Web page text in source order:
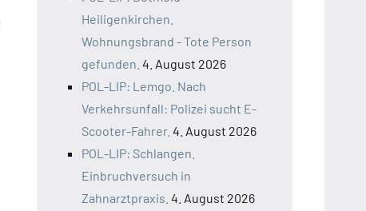
Heiligenkirchen.
Wohnungsbrand - Tote Person
gefunden. 4. August 2026
POL-LIP: Lemgo. Nach
Verkehrsunfall: Polizei sucht E-
Scooter-Fahrer. 4. August 2026
POL-LIP: Schlangen.
Einbruchversuch in
Zahnarztpraxis. 4. August 2026